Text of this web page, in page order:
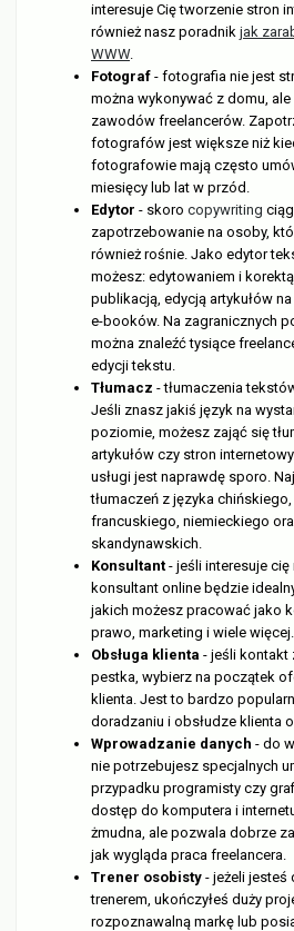
interesuje Cię tworzenie stron
również nasz poradnik jak
WWW.
Fotograf - fotografia nie jest
można wykonywać z domu,
zawodów freelancerów.
fotografów jest większe niż
fotografowie mają często
miesięcy lub lat w przód.
Edytor - skoro copywriting
zapotrzebowanie na osoby,
również rośnie. Jako edytor
możesz: edytowaniem i
publikacją, edycją artykułów
e-booków. Na zagranicznych
można znaleźć tysiące
edycji tekstu.
Tłumacz - tłumaczenia
Jeśli znasz jakiś język na
poziomie, możesz zająć się
artykułów czy stron
usługi jest naprawdę sporo.
tłumaczeń z języka
francuskiego, niemieckiego
skandynawskich.
Konsultant - jeśli interesuje cię
konsultant online będzie
jakich możesz pracować jako
prawo, marketing i wiele więcej.
Obsługa klienta - jeśli kontakt
pestka, wybierz na początek
klienta. Jest to bardzo
doradzaniu i obsłudze klienta
Wprowadzanie danych - do
nie potrzebujesz specjalnych
przypadku programisty czy
dostęp do komputera i
żmudna, ale pozwala dobrze
jak wygląda praca freelancera.
Trener osobisty - jeżeli jesteś
trenerem, ukończyłeś duży
rozpoznawalną markę lub